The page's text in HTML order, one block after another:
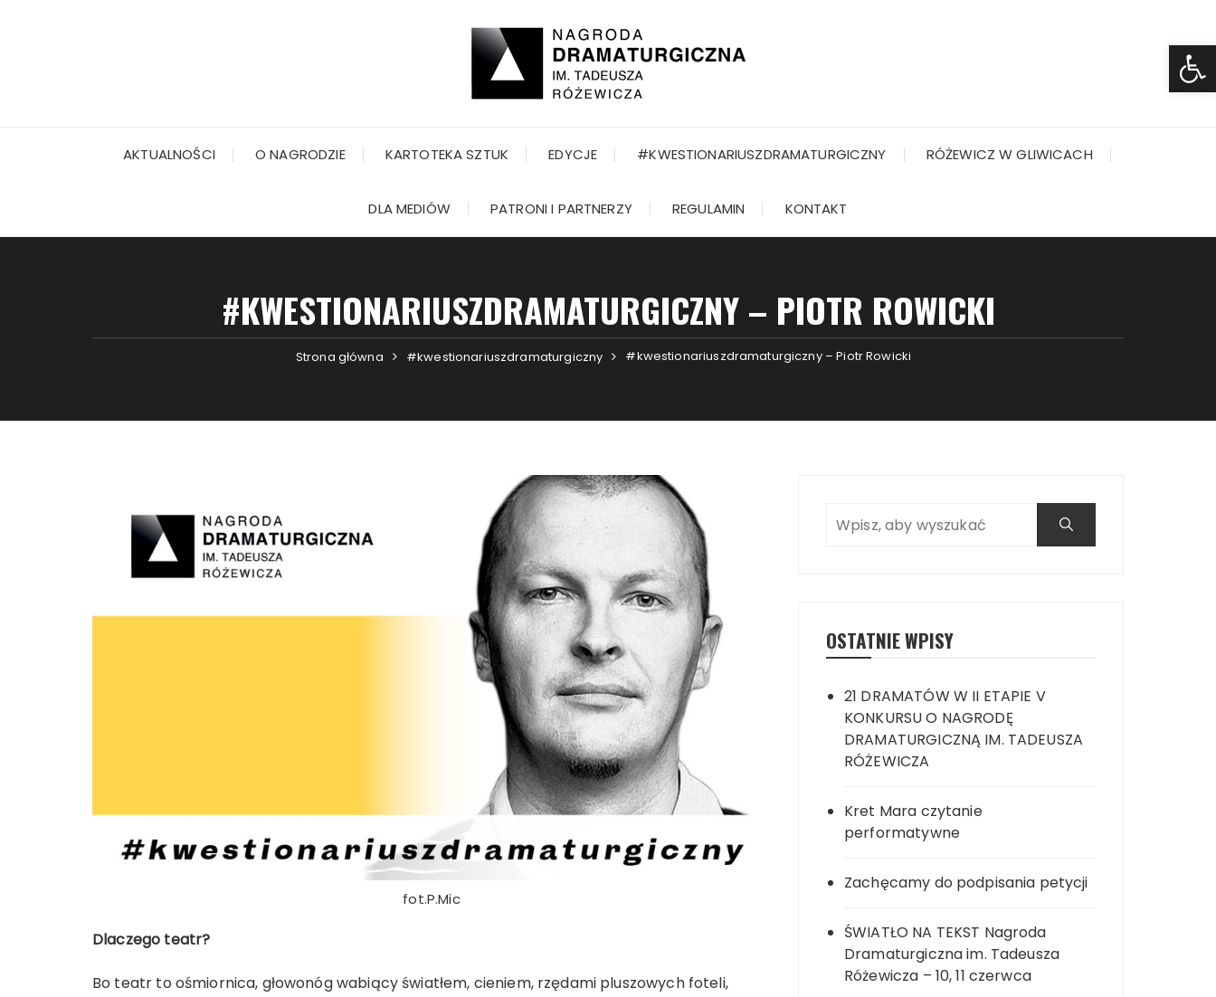
AKTUALNOŚCI O NAGRODZIE KARTOTEKA SZTUK EDYCJE #KWESTIONARIUSZDRAMATURGICZNY RÓŻEWICZ W GLIWICACH
DLA MEDIÓW PATRONI I PARTNERZY REGULAMIN KONTAKT
#KWESTIONARIUSZDRAMATURGICZNY – PIOTR ROWICKI
Strona główna #kwestionariuszdramaturgiczny #kwestionariuszdramaturgiczny – Piotr Rowicki
fot.P.Mic
Dlaczego teatr?
Bo teatr to ośmiornica, głowonóg wabiący światłem, cieniem, rzędami pluszowych foteli,
OSTATNIE WPISY
21 DRAMATÓW W II ETAPIE V
KONKURSU O NAGRODĘ
DRAMATURGICZNĄ IM. TADEUSZA
RÓŻEWICZA
Kret Mara czytanie
performatywne
Zachęcamy do podpisania petycji
ŚWIATŁO NA TEKST Nagroda
Dramaturgiczna im. Tadeusza
Różewicza – 10, 11 czerwca